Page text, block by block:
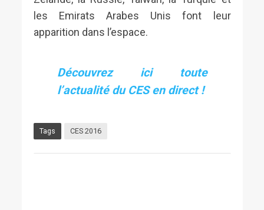
les Emirats Arabes Unis font leur
apparition dans l’espace.
Découvrez ici toute
l’actualité du CES en direct !
Tags CES 2016